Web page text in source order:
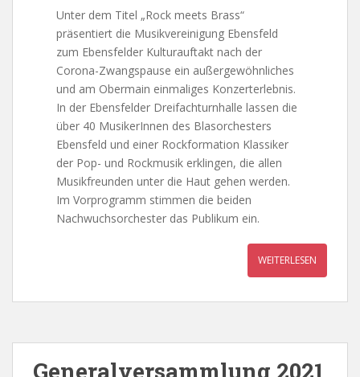
Unter dem Titel „Rock meets Brass“
präsentiert die Musikvereinigung Ebensfeld
zum Ebensfelder Kulturauftakt nach der
Corona-Zwangspause ein außergewöhnliches
und am Obermain einmaliges Konzerterlebnis.
In der Ebensfelder Dreifachturnhalle lassen die
über 40 MusikerInnen des Blasorchesters
Ebensfeld und einer Rockformation Klassiker
der Pop- und Rockmusik erklingen, die allen
Musikfreunden unter die Haut gehen werden.
Im Vorprogramm stimmen die beiden
Nachwuchsorchester das Publikum ein.
WEITERLESEN
Generalversammlung 2021